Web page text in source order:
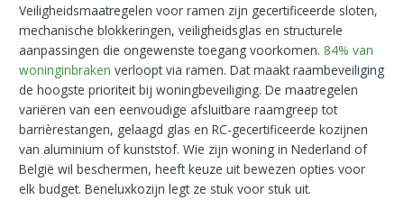
Veiligheidsmaatregelen voor ramen zijn gecertificeerde sloten,
mechanische blokkeringen, veiligheidsglas en structurele
aanpassingen die ongewenste toegang voorkomen.84% van
woninginbraken verloopt via ramen. Dat maakt raambeveiliging
de hoogste prioriteit bij woningbeveiliging. De maatregelen
variëren van een eenvoudige afsluitbare raamgreep tot
barrièrestangen, gelaagd glas en RC-gecertificeerde kozijnen
van aluminium of kunststof. Wie zijn woning in Nederland of
België wil beschermen, heeft keuze uit bewezen opties voor
elk budget. Beneluxkozijn legt ze stuk voor stuk uit.